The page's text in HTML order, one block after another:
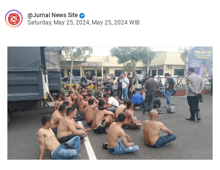
Jurnal News Site
Saturday, May 25, 2024, May 25, 2024 WIB